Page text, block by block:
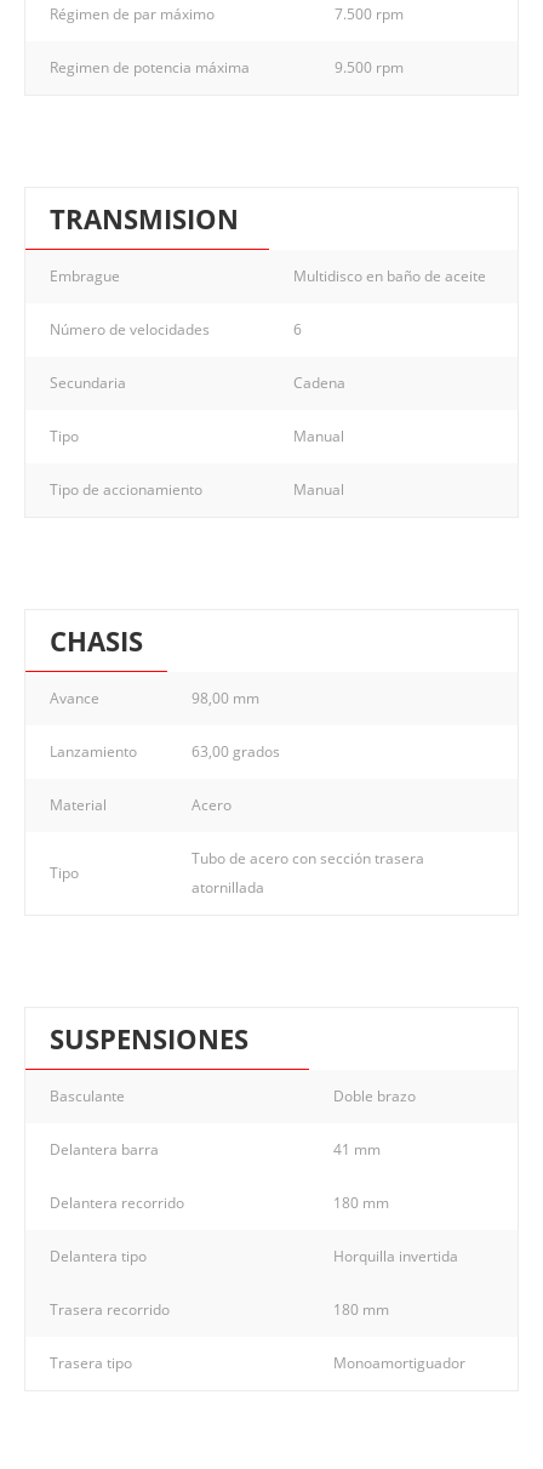
Régimen de par máximo 7.500 rpm
Regimen de potencia máxima 9.500 rpm
TRANSMISION
Embrague Multidisco en baño de aceite
Número de velocidades 6
Secundaria Cadena
Tipo Manual
Tipo de accionamiento Manual
CHASIS
Avance 98,00 mm
Lanzamiento 63,00 grados
Material Acero
Tipo
Tubo de acero con sección trasera
atornillada
SUSPENSIONES
Basculante Doble brazo
Delantera barra 41 mm
Delantera recorrido 180 mm
Delantera tipo Horquilla invertida
Trasera recorrido 180 mm
Trasera tipo Monoamortiguador